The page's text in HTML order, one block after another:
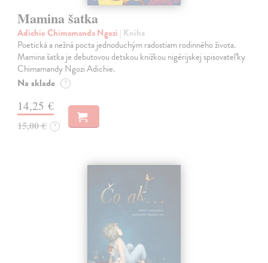
Mamina šatka
Adichie Chimamanda Ngozi | Kniha
Poetická a nežná pocta jednoduchým radostiam rodinného života.
Mamina šatka je debutovou detskou knižkou nigérijskej spisovateľky
Chimamandy Ngozi Adichie.
Na sklade ?
14,25 €
15,00 € ?